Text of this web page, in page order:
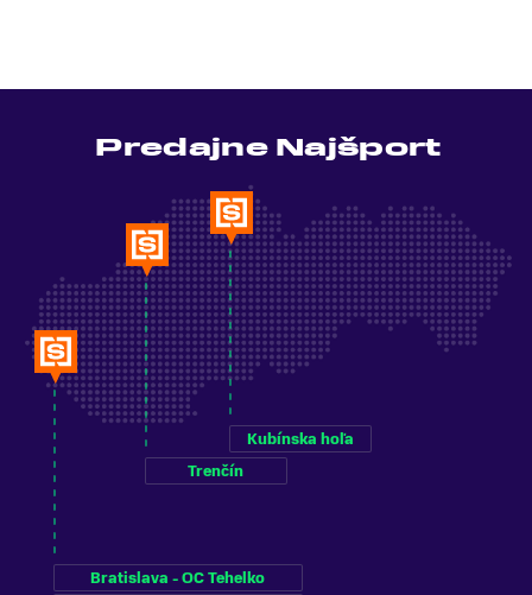
Predajne Najšport
Bratislava - OC Tehelko
Trenčín
Kubínska hoľa